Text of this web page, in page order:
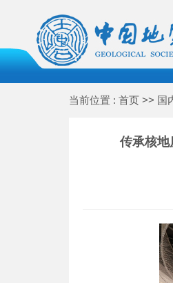
当前位置 : 首页 >> 国
传承核地